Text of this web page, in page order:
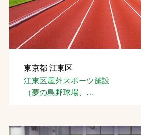
会社概要
採用情報
お問合せ
お取引先の皆様へ
東京都 江東区
江東区屋外スポーツ施設
（夢の島野球場、